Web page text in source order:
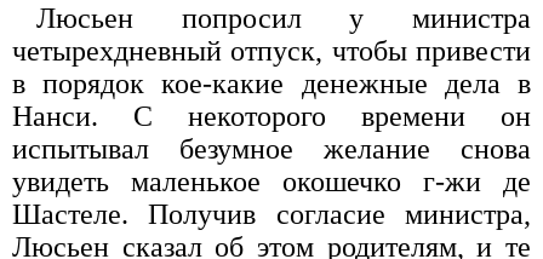
Люсьен попросил у министра
четырехдневный отпуск, чтобы привести
в порядок кое-какие денежные дела в
Нанси. С некоторого времени он
испытывал безумное желание снова
увидеть маленькое окошечко г-жи де
Шастеле. Получив согласие министра,
Люсьен сказал об этом родителям, и те